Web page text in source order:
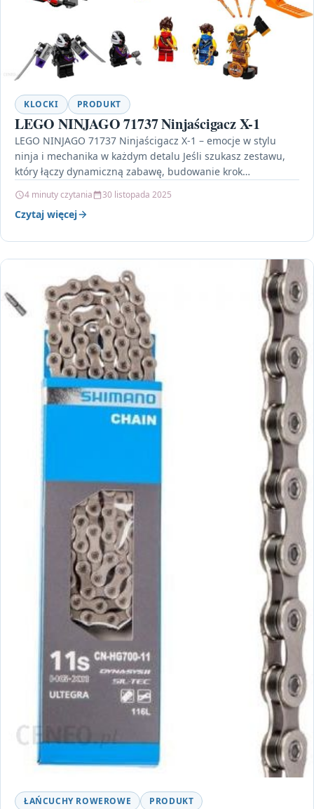
KLOCKI PRODUKT
LEGO NINJAGO 71737 Ninjaścigacz X-1
LEGO NINJAGO 71737 Ninjaścigacz X-1 – emocje w stylu
ninja i mechanika w każdym detalu Jeśli szukasz zestawu,
który łączy dynamiczną zabawę, budowanie krok…
4 minuty czytania 30 listopada 2025
Czytaj więcej
ŁAŃCUCHY ROWEROWE PRODUKT